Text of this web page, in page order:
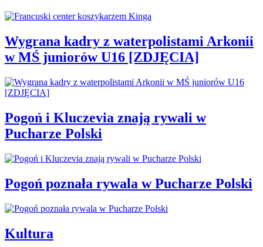
Wygrana kadry z waterpolistami Arkonii
w MŚ juniorów U16 [ZDJĘCIA]
Pogoń i Kluczevia znają rywali w
Pucharze Polski
Pogoń poznała rywala w Pucharze Polski
Kultura